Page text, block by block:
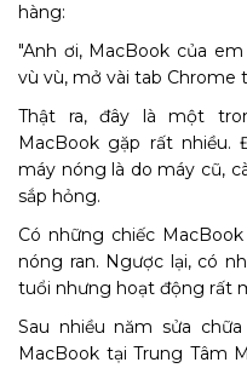
hàng:
"Anh ơi, MacBook của
vù vù, mở vài tab Chrome
Thật ra, đây là một
MacBook gặp rất nhiều.
máy nóng là do máy cũ,
sắp hỏng.
Có những chiếc
nóng ran. Ngược lại, có
tuổi nhưng hoạt động rất
Sau nhiều năm sửa
MacBook tại Trung Tâm